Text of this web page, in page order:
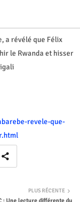
a révélé que Félix
le Rwanda et hisser
revele-que-
PLUS RÉCENTE